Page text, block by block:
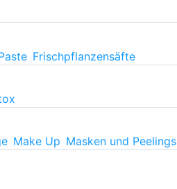
Frischpflanzensäfte
Make Up Masken und Peelings